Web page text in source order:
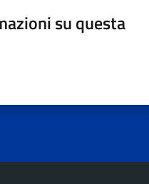
su questa